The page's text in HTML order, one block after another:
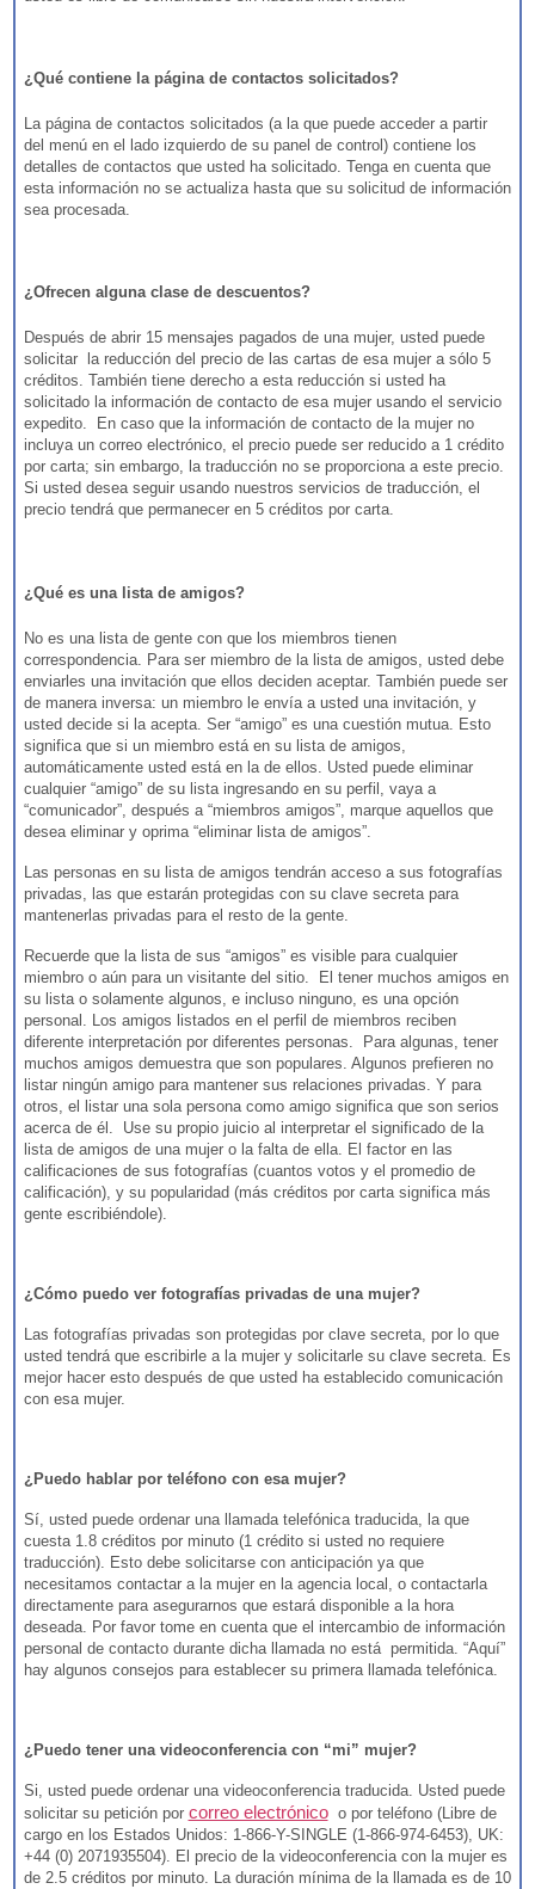
¿Qué contiene la página de contactos solicitados?
La página de contactos solicitados (a la que puede acceder a partir
del menú en el lado izquierdo de su panel de control) contiene los
detalles de contactos que usted ha solicitado. Tenga en cuenta que
esta información no se actualiza hasta que su solicitud de información
sea procesada.
¿Ofrecen alguna clase de descuentos?
Después de abrir 15 mensajes pagados de una mujer, usted puede
solicitar la reducción del precio de las cartas de esa mujer a sólo 5
créditos. También tiene derecho a esta reducción si usted ha
solicitado la información de contacto de esa mujer usando el servicio
expedito. En caso que la información de contacto de la mujer no
incluya un correo electrónico, el precio puede ser reducido a 1 crédito
por carta; sin embargo, la traducción no se proporciona a este precio.
Si usted desea seguir usando nuestros servicios de traducción, el
precio tendrá que permanecer en 5 créditos por carta.
¿Qué es una lista de amigos?
No es una lista de gente con que los miembros tienen
correspondencia. Para ser miembro de la lista de amigos, usted debe
enviarles una invitación que ellos deciden aceptar. También puede ser
de manera inversa: un miembro le envía a usted una invitación, y
usted decide si la acepta. Ser “amigo” es una cuestión mutua. Esto
significa que si un miembro está en su lista de amigos,
automáticamente usted está en la de ellos. Usted puede eliminar
cualquier “amigo” de su lista ingresando en su perfil, vaya a
“comunicador”, después a “miembros amigos”, marque aquellos que
desea eliminar y oprima “eliminar lista de amigos”.
Las personas en su lista de amigos tendrán acceso a sus fotografías
privadas, las que estarán protegidas con su clave secreta para
mantenerlas privadas para el resto de la gente.
Recuerde que la lista de sus “amigos” es visible para cualquier
miembro o aún para un visitante del sitio. El tener muchos amigos en
su lista o solamente algunos, e incluso ninguno, es una opción
personal. Los amigos listados en el perfil de miembros reciben
diferente interpretación por diferentes personas. Para algunas, tener
muchos amigos demuestra que son populares. Algunos prefieren no
listar ningún amigo para mantener sus relaciones privadas. Y para
otros, el listar una sola persona como amigo significa que son serios
acerca de él. Use su propio juicio al interpretar el significado de la
lista de amigos de una mujer o la falta de ella. El factor en las
calificaciones de sus fotografías (cuantos votos y el promedio de
calificación), y su popularidad (más créditos por carta significa más
gente escribiéndole).
¿Cómo puedo ver fotografías privadas de una mujer?
Las fotografías privadas son protegidas por clave secreta, por lo que
usted tendrá que escribirle a la mujer y solicitarle su clave secreta. Es
mejor hacer esto después de que usted ha establecido comunicación
con esa mujer.
¿Puedo hablar por teléfono con esa mujer?
Sí, usted puede ordenar una llamada telefónica traducida, la que
cuesta 1.8 créditos por minuto (1 crédito si usted no requiere
traducción). Esto debe solicitarse con anticipación ya que
necesitamos contactar a la mujer en la agencia local, o contactarla
directamente para asegurarnos que estará disponible a la hora
deseada. Por favor tome en cuenta que el intercambio de información
personal de contacto durante dicha llamada no está permitida. “Aquí”
hay algunos consejos para establecer su primera llamada telefónica.
¿Puedo tener una videoconferencia con “mi” mujer?
Si, usted puede ordenar una videoconferencia traducida. Usted puede
solicitar su petición por correo electrónicoo por teléfono (Libre de
cargo en los Estados Unidos: 1-866-Y-SINGLE (1-866-974-6453), UK:
+44 (0) 2071935504). El precio de la videoconferencia con la mujer es
de 2.5 créditos por minuto. La duración mínima de la llamada es de 10